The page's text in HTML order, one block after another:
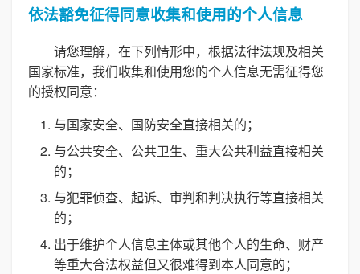
依法豁免征得同意收集和使用的个人信息
请您理解，在下列情形中，根据法律法规及相关
国家标准，我们收集和使用您的个人信息无需征得您
的授权同意：
与国家安全、国防安全直接相关的；
与公共安全、公共卫生、重大公共利益直接相关
的；
与犯罪侦查、起诉、审判和判决执行等直接相关
的；
出于维护个人信息主体或其他个人的生命、财产
等重大合法权益但又很难得到本人同意的；